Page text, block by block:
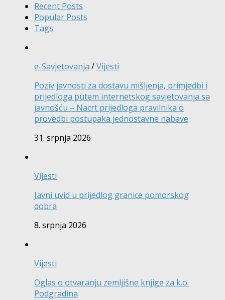
Recent Posts
Popular Posts
Tags
e-Savjetovanja /Vijesti
Poziv javnosti za dostavu mišljenja, primjedbi i
prijedloga putem internetskog savjetovanja sa
javnošću – Nacrt prijedloga pravilnika o
provedbi postupaka jednostavne nabave
31. srpnja 2026
Vijesti
Javni uvid u prijedlog granice pomorskog
dobra
8. srpnja 2026
Vijesti
Oglas o otvaranju zemljišne knjige za k.o.
Podgradina